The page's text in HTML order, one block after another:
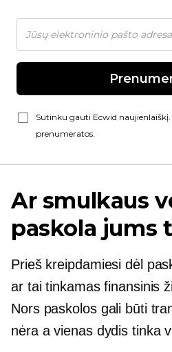
Sutinku gauti Ecwid
prenumeratos.
Ar smulkaus
paskola jums
Prieš kreipdamiesi dėl
ar tai tinkamas finansinis
Nors paskolos gali būti
nėra avienas dydis tinka